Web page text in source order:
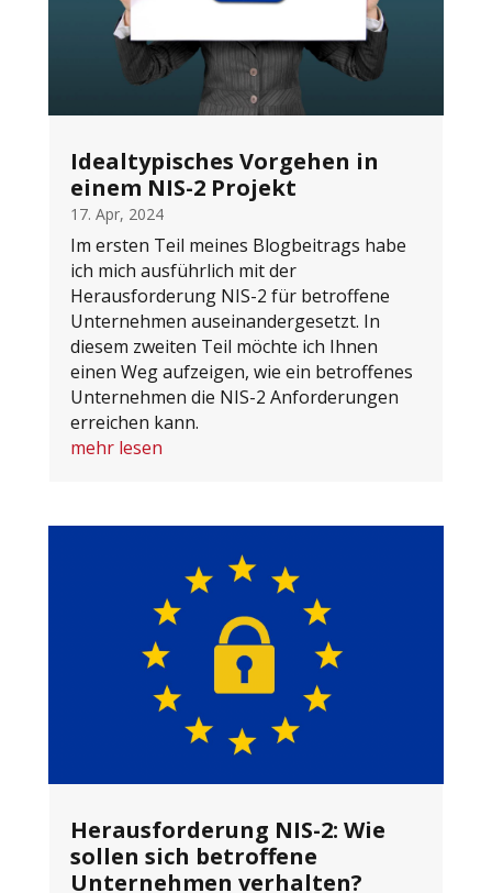
Idealtypisches Vorgehen in
einem NIS-2 Projekt
17. Apr, 2024
Im ersten Teil meines Blogbeitrags habe
ich mich ausführlich mit der
Herausforderung NIS-2 für betroffene
Unternehmen auseinandergesetzt. In
diesem zweiten Teil möchte ich Ihnen
einen Weg aufzeigen, wie ein betroffenes
Unternehmen die NIS-2 Anforderungen
erreichen kann.
mehr lesen
Herausforderung NIS-2: Wie
sollen sich betroffene
Unternehmen verhalten?